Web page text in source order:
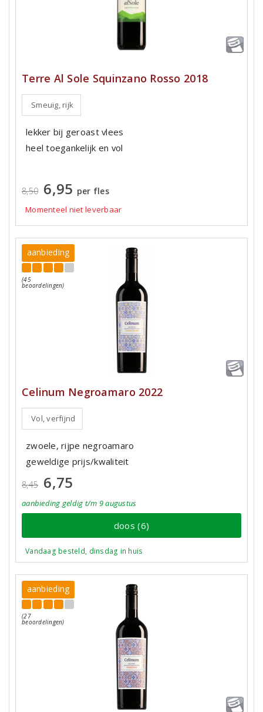
Terre Al Sole Squinzano Rosso 2018
Smeuïg, rijk
lekker bij geroast vlees
heel toegankelijk en vol
8,50 6,95 per fles
Momenteel niet leverbaar
aanbieding
(45
beoordelingen)
Celinum Negroamaro 2022
Vol, verfijnd
zwoele, rijpe negroamaro
geweldige prijs/kwaliteit
8,45 6,75
aanbieding geldig t/m 9 augustus
doos (6)
Vandaag besteld, dinsdag in huis
aanbieding
(27
beoordelingen)